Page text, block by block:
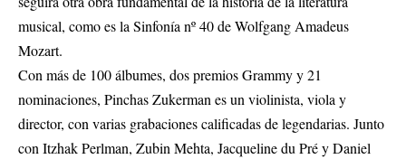
musical, como es la Sinfonía nº 40 de Wolfgang Amadeus
Mozart.
Con más de 100 álbumes, dos premios Grammy y 21
nominaciones, Pinchas Zukerman es un violinista, viola y
director, con varias grabaciones calificadas de legendarias. Junto
con Itzhak Perlman, Zubin Mehta, Jacqueline du Pré y Daniel